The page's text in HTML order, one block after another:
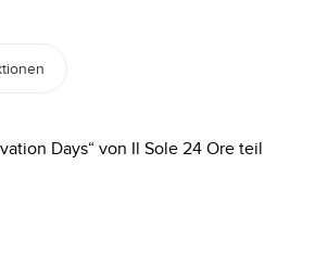
Days“ von Il Sole 24 Ore teil